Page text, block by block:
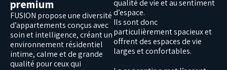
qualité de vie et au sentiment
d’espace.
Ils sont donc
particulièrement spacieux et
offrent des espaces de vie
larges et confortables.
premium
FUSION propose une diversité
d’appartements conçus avec
soin et intelligence, créant un
environnement résidentiel
intime, calme et de grande
qualité pour ceux qui